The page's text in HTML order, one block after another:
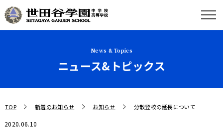
News & Topics
ニュース&トピックス
TOP 新着のお知らせ お知らせ 分散登校の延長について
2020.06.10